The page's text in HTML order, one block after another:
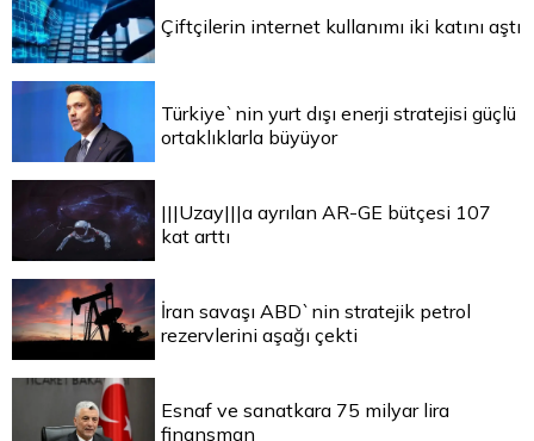
Çiftçilerin internet kullanımı iki katını aştı
Türkiye`nin yurt dışı enerji stratejisi güçlü
ortaklıklarla büyüyor
|||Uzay|||a ayrılan AR-GE bütçesi 107
kat arttı
İran savaşı ABD`nin stratejik petrol
rezervlerini aşağı çekti
Esnaf ve sanatkara 75 milyar lira
finansman